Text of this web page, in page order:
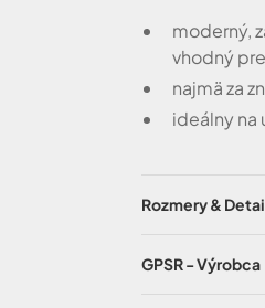
moderný,
vhodný
najmä za
ideálny na
Rozmery &
GPSR - Výrobca